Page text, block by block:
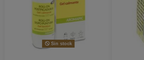
Sin stock